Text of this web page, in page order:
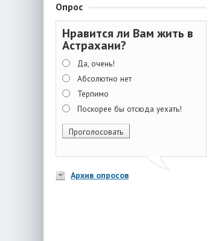
Опрос
Нравится ли Вам жить в
Астрахани?
Да, очень!
Абсолютно нет
Терпимо
Поскорее бы отсюда уехать!
Архив опросов